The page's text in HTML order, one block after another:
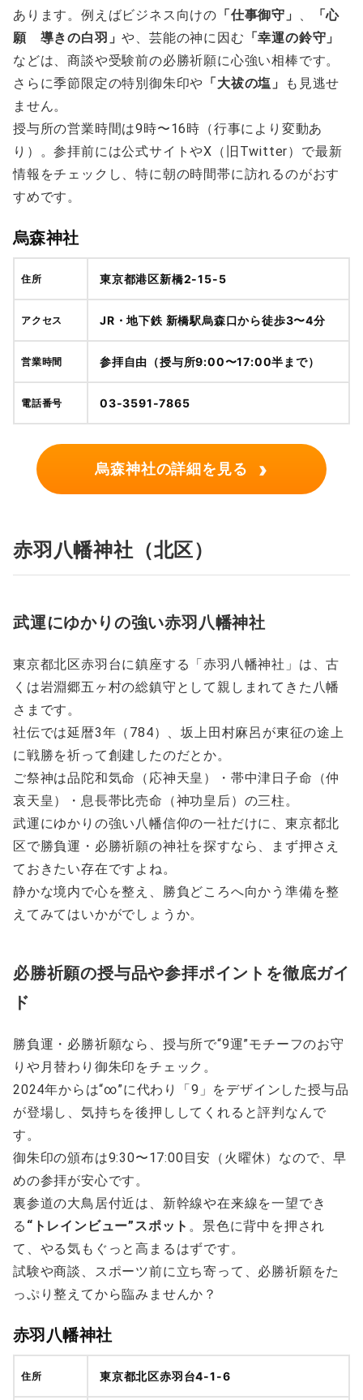
あります。例えばビジネス向けの 「仕事御守」 、
「心
願 導きの白羽」や、芸能の神に因む 「幸運の鈴守」
などは、商談や受験前の必勝祈願に心強い相棒です。
さらに季節限定の特別御朱印や 「大祓の塩」
も見逃せ
ません。
授与所の営業時間は9時〜16時（行事により変動あ
り）。参拝前には公式サイトやX（旧Twitter）で最新
情報をチェックし、特に朝の時間帯に訪れるのがおす
すめです。
烏森神社
住所 東京都港区新橋2-15-5
アクセス JR・地下鉄 新橋駅烏森口から徒歩3〜4分
営業時間 参拝自由（授与所9:00〜17:00半まで）
電話番号 03-3591-7865
烏森神社の詳細を見る ›
赤羽八幡神社（北区）
武運にゆかりの強い赤羽八幡神社
東京都北区赤羽台に鎮座する「赤羽八幡神社」は、古
くは岩淵郷五ヶ村の総鎮守として親しまれてきた八幡
さまです。
社伝では延暦3年（784）、坂上田村麻呂が東征の途上
に戦勝を祈って創建したのだとか。
ご祭神は品陀和気命（応神天皇）・帯中津日子命（仲
哀天皇）・息長帯比売命（神功皇后）の三柱。
武運にゆかりの強い八幡信仰の一社だけに、東京都北
区で勝負運・必勝祈願の神社を探すなら、まず押さえ
ておきたい存在ですよね。
静かな境内で心を整え、勝負どころへ向かう準備を整
えてみてはいかがでしょうか。
必勝祈願の授与品や参拝ポイントを徹底ガイ
ド
勝負運・必勝祈願なら、授与所で“9運”モチーフのお守
りや月替わり御朱印をチェック。
2024年からは“∞”に代わり「9」をデザインした授与品
が登場し、気持ちを後押ししてくれると評判なんで
す。
御朱印の頒布は9:30〜17:00目安（火曜休）なので、早
めの参拝が安心です。
裏参道の大鳥居付近は、新幹線や在来線を一望でき
る “トレインビュー”スポット 。景色に背中を押され
て、やる気もぐっと高まるはずです。
試験や商談、スポーツ前に立ち寄って、必勝祈願をた
っぷり整えてから臨みませんか？
赤羽八幡神社
住所 東京都北区赤羽台4-1-6